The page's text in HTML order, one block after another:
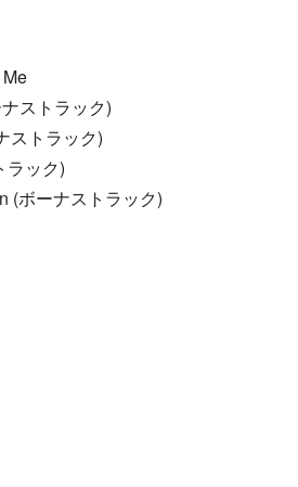
ストラック)
ストラック)
ラック)
(ボーナストラック)